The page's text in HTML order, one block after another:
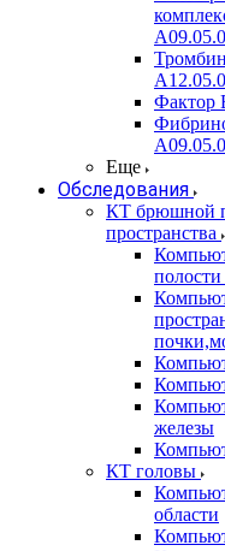
Фактор
Еще
Обследования
КТ брюшной
пространства
железы
КТ головы
области